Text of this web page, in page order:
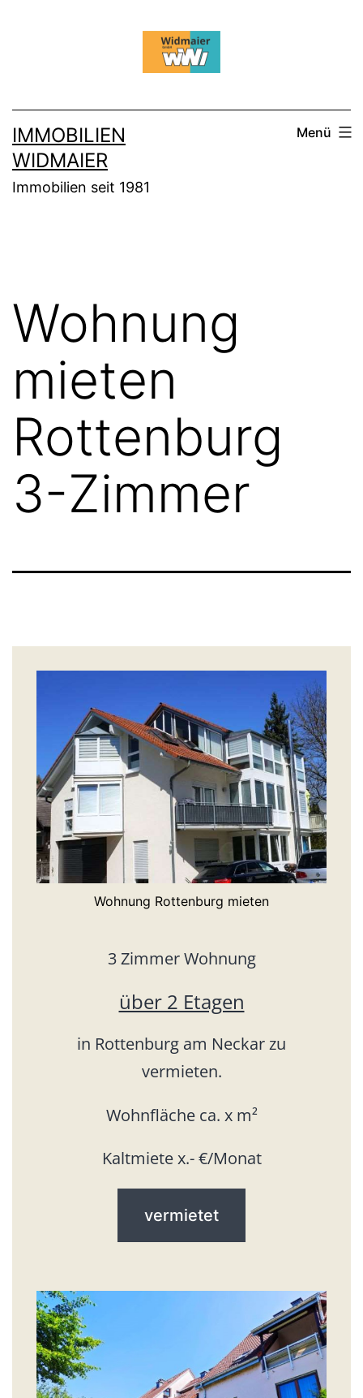
IMMOBILIEN
WIDMAIER
Immobilien seit 1981
Menü
Wohnung
mieten
Rottenburg
3-Zimmer
Wohnung Rottenburg mieten
3 Zimmer Wohnung
über 2 Etagen
in Rottenburg am Neckar zu
vermieten.
Wohnfläche ca. x m²
Kaltmiete x.- €/Monat
vermietet